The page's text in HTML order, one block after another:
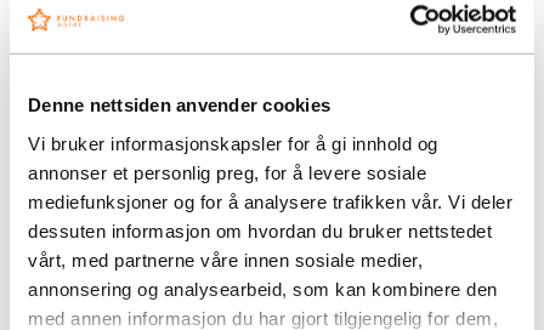
Denne nettsiden anvender cookies
Vi bruker informasjonskapsler for å gi innhold og
annonser et personlig preg, for å levere sosiale
mediefunksjoner og for å analysere trafikken vår. Vi deler
dessuten informasjon om hvordan du bruker nettstedet
vårt, med partnerne våre innen sosiale medier,
annonsering og analysearbeid, som kan kombinere den
med annen informasjon du har gjort tilgjengelig for dem,
kun ved å si det til smarthøyttaleren.
3. Visjonær ledelse og mangfold i
organisasjonen
Det vil bli et tydelig generasjonsskifte i ledelsen
hos organisasjoner. Den gamle skolen, som sier
«det er ikke så viktig hvordan du har det, for du
gjør det for et godt formål», ble ofte ledere etter
lang og tro tjeneste. Vi vil i økende grad se at
lederstrukturen profesjonaliseres.